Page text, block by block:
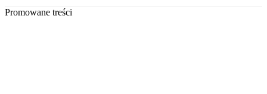
Promowane treści